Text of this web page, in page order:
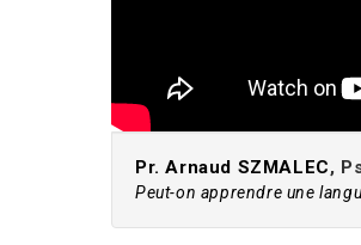
Pr. Arnaud SZMALEC,
Peut-on apprendre une